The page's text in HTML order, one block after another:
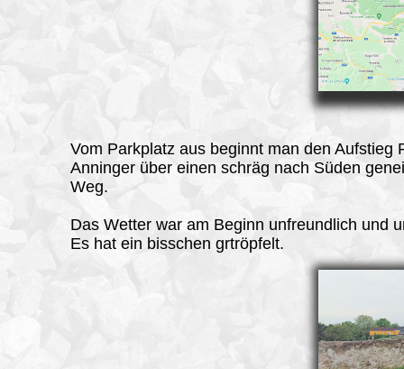
Vom Parkplatz aus beginnt man den Aufstieg
Anninger über einen schräg nach Süden
Weg.
Das Wetter war am Beginn unfreundlich und
Es hat ein bisschen grtröpfelt.